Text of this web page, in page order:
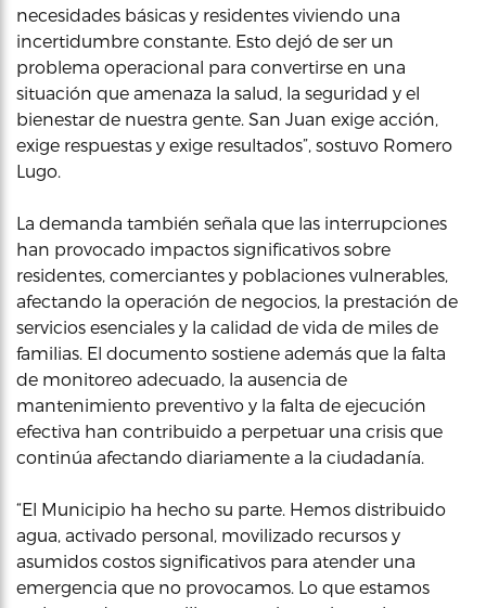
necesidades básicas y residentes viviendo una
incertidumbre constante. Esto dejó de ser un
problema operacional para convertirse en una
situación que amenaza la salud, la seguridad y el
bienestar de nuestra gente. San Juan exige acción,
exige respuestas y exige resultados”, sostuvo Romero
Lugo.
La demanda también señala que las interrupciones
han provocado impactos significativos sobre
residentes, comerciantes y poblaciones vulnerables,
afectando la operación de negocios, la prestación de
servicios esenciales y la calidad de vida de miles de
familias. El documento sostiene además que la falta
de monitoreo adecuado, la ausencia de
mantenimiento preventivo y la falta de ejecución
efectiva han contribuido a perpetuar una crisis que
continúa afectando diariamente a la ciudadanía.
“El Municipio ha hecho su parte. Hemos distribuido
agua, activado personal, movilizado recursos y
asumidos costos significativos para atender una
emergencia que no provocamos. Lo que estamos